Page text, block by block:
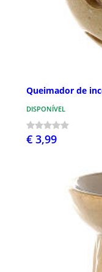
Queimador de
DISPONÍVEL
€ 3,99